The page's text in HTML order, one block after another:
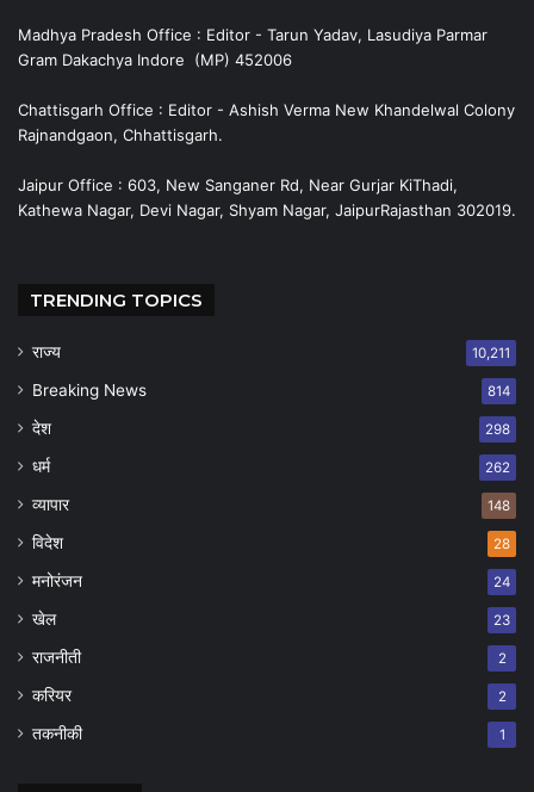
Madhya Pradesh Office : Editor - Tarun Yadav, Lasudiya Parmar
Gram Dakachya Indore (MP) 452006
Chattisgarh Office : Editor - Ashish Verma New Khandelwal Colony
Rajnandgaon, Chhattisgarh.
Jaipur Office : 603, New Sanganer Rd, Near Gurjar KiThadi,
Kathewa Nagar, Devi Nagar, Shyam Nagar, JaipurRajasthan 302019.
TRENDING TOPICS
राज्य 10,211
Breaking News 814
देश 298
धर्म 262
व्यापार 148
विदेश 28
मनोरंजन 24
खेल 23
राजनीती 2
करियर 2
तकनीकी 1